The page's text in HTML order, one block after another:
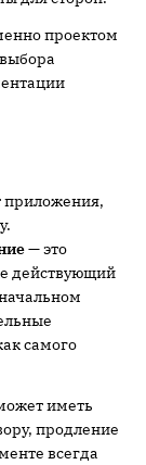
проектом
приложения,
— это
действующий
самого
иметь
продление
всегда